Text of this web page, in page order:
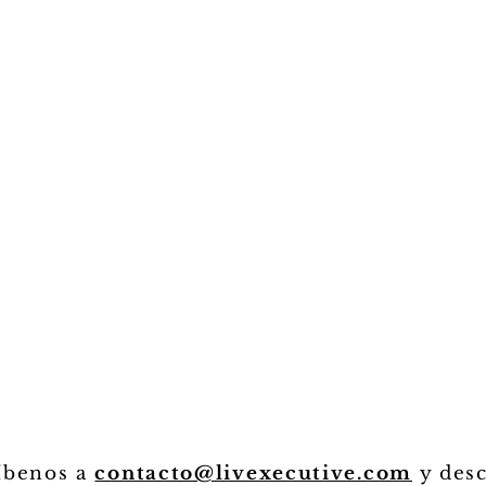
acontacto@livexecutive.com y